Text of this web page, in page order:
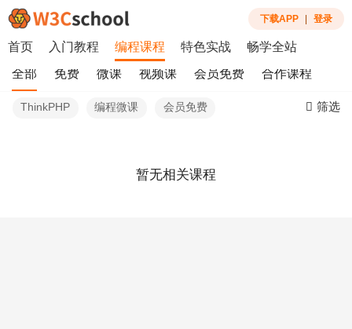
下载APP 登录
首页 入门教程 编程课程 特色实战 畅学全站
全部 免费 微课 视频课 会员免费 合作课程
ThinkPHP 编程微课 会员免费 筛选
暂无相关课程